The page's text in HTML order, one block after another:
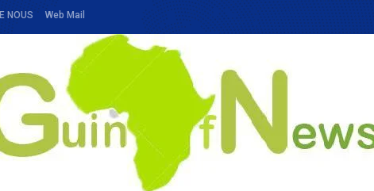
NOUS Web Mail